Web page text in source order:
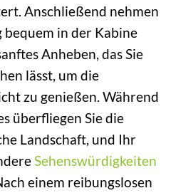
Anschließend nehmen
bequem in der Kabine
Anheben, das Sie
lässt, um die
zu genießen. Während
überfliegen Sie die
Landschaft, und Ihr
Sehenswürdigkeiten
einem reibungslosen